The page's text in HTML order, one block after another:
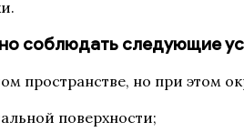
соблюдать следующие
пространстве, но при этом
поверхности;